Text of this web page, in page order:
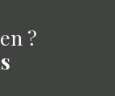
?